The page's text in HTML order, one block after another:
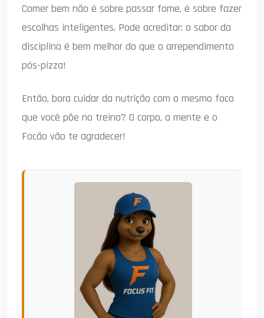
Comer bem não é sobre passar fome, é sobre fazer
escolhas inteligentes. Pode acreditar: o sabor da
disciplina é bem melhor do que o arrependimento
pós-pizza!
Então, bora cuidar da nutrição com o mesmo foco
que você põe no treino? O corpo, a mente e o
Focão vão te agradecer!